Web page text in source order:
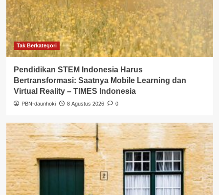
Tak Berkategori
Pendidikan STEM Indonesia Harus
Bertransformasi: Saatnya Mobile Learning dan
Virtual Reality – TIMES Indonesia
PBN-daunhoki 8 Agustus 2026 0